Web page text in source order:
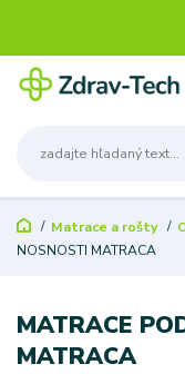
Matrace a rošty
NOSNOSTI MATRACA
MATRACE
MATRACA